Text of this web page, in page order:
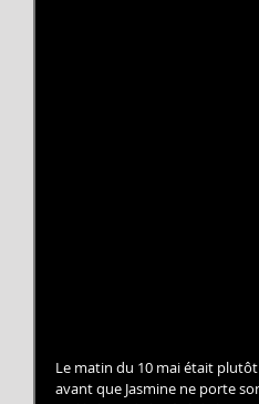
Le matin du 10 mai était plutôt
avant que Jasmine ne porte